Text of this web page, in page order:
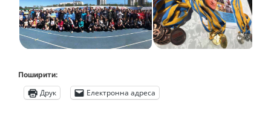
Поширити:
Друк Електронна адреса